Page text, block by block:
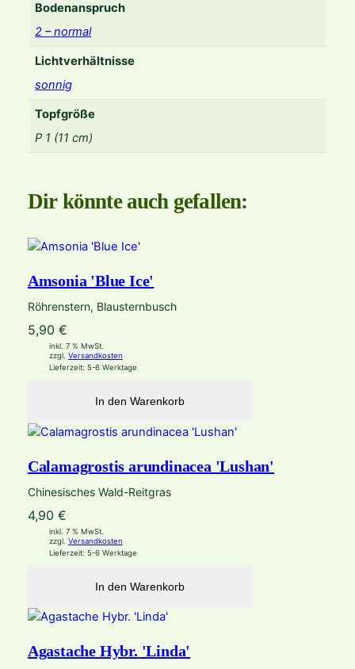
Bodenanspruch
2 – normal
Lichtverhältnisse
sonnig
Topfgröße
P 1 (11 cm)
Dir könnte auch gefallen:
Amsonia 'Blue Ice'
Röhrenstern, Blausternbusch
5,90 €
inkl. 7 % MwSt.
zzgl. Versandkosten
Lieferzeit: 5-6 Werktage
In den Warenkorb
Calamagrostis arundinacea 'Lushan'
Chinesisches Wald-Reitgras
4,90 €
inkl. 7 % MwSt.
zzgl. Versandkosten
Lieferzeit: 5-6 Werktage
In den Warenkorb
Agastache Hybr. 'Linda'